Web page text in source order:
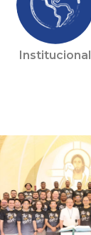
Institucional